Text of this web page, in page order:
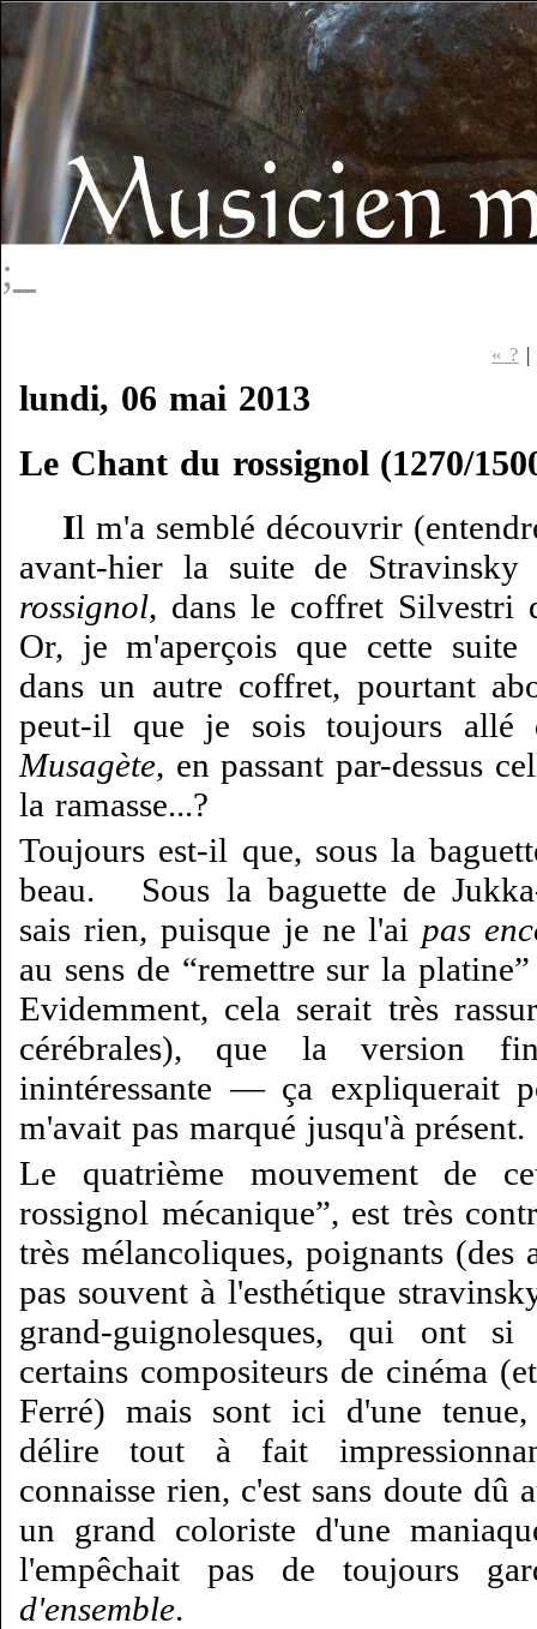
;_
« ? |
lundi, 06 mai 2013
Le Chant du rossignol (1270/
Il m'a semblé découvrir
avant-hier la suite de
rossignol, dans le coffret Silvestri
Or, je m'aperçois que cette suite
dans un autre coffret, pourtant
peut-il que je sois toujours allé
Musagète, en passant par-dessus
la ramasse...?
Toujours est-il que, sous la
beau. Sous la baguette de
sais rien, puisque je ne l'ai pas
au sens de “remettre sur la
Evidemment, cela serait très
cérébrales), que la version
inintéressante — ça expliquerait
m'avait pas marqué jusqu'à présent.
Le quatrième mouvement de
rossignol mécanique”, est très
très mélancoliques, poignants (des
pas souvent à l'esthétique
grand-guignolesques, qui ont si
certains compositeurs de cinéma
Ferré) mais sont ici d'une
délire tout à fait
connaisse rien, c'est sans doute
un grand coloriste d'une
l'empêchait pas de toujours
d'ensemble.